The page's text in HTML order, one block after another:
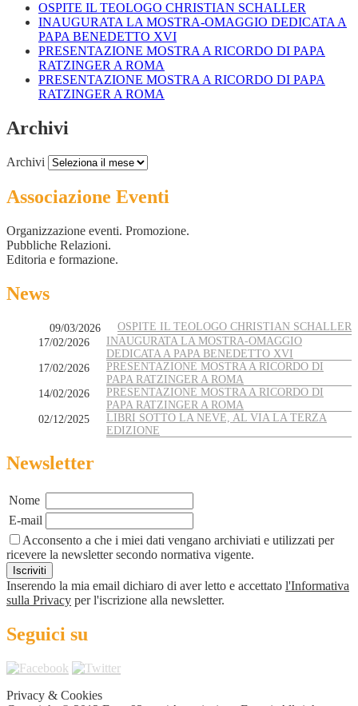
OSPITE IL TEOLOGO CHRISTIAN SCHALLER
INAUGURATA LA MOSTRA-OMAGGIO DEDICATA A
PAPA BENEDETTO XVI
PRESENTAZIONE MOSTRA A RICORDO DI PAPA
RATZINGER A ROMA
PRESENTAZIONE MOSTRA A RICORDO DI PAPA
RATZINGER A ROMA
Archivi
Archivi
Associazione Eventi
Organizzazione eventi. Promozione.
Pubbliche Relazioni.
Editoria e formazione.
News
OSPITE IL TEOLOGO CHRISTIAN SCHALLER
09/03/2026
INAUGURATA LA MOSTRA-OMAGGIO
DEDICATA A PAPA BENEDETTO XVI
17/02/2026
PRESENTAZIONE MOSTRA A RICORDO DI
PAPA RATZINGER A ROMA
17/02/2026
PRESENTAZIONE MOSTRA A RICORDO DI
PAPA RATZINGER A ROMA
14/02/2026
LIBRI SOTTO LA NEVE, AL VIA LA TERZA
EDIZIONE
02/12/2025
Newsletter
Nome
E-mail
Acconsento a che i miei dati vengano archiviati e utilizzati per
ricevere la newsletter secondo normativa vigente.
Inserendo la mia email dichiaro di aver letto e accettato l'Informativa
sulla Privacy per l'iscrizione alla newsletter.
Seguici su
Privacy & Cookies